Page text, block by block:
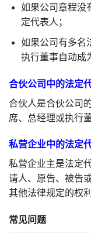
如果公司章程没
定代表人；
如果公司有多名
执行董事自动成
合伙公司中的法定
合伙人是合伙公司
席、总经理或执行
私营企业中的法定
私营企业主是法定
请人、原告、被告
其他法律规定的权
常见问题